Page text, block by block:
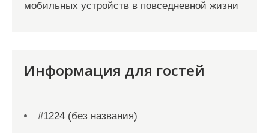
мобильных устройств в повседневной жизни
Информация для гостей
#1224 (без названия)